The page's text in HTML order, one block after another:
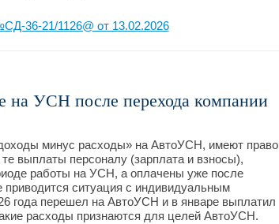
36-21/1126@ от 13.02.2026
на УСН после перехода компании
минус расходы» на АвтоУСН, имеют право
выплаты персоналу (зарплата и взносы),
работы на УСН, а оплачены уже после
приводится ситуация с индивидуальным
года перешел на АвтоУСН и в январе выплатил
расходы признаются для целей АвтоУСН.